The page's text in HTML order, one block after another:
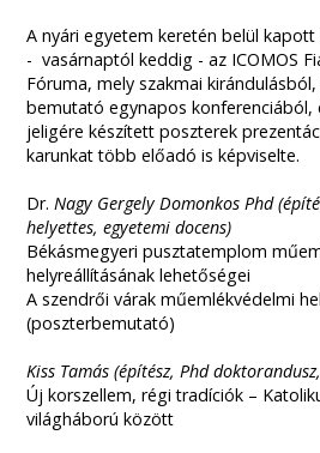
A nyári egyetem keretén belül
- vasárnaptól keddig - az ICOMOS
Fóruma, mely szakmai
bemutató egynapos konferenciából,
jeligére készített poszterek
karunkat több előadó is képviselte.
Dr.Nagy Gergely Domonkos Phd
helyettes, egyetemi docens)
Békásmegyeri pusztatemplom
helyreállításának lehetőségei
A szendrői várak műemlékvédelmi
(poszterbemutató)
Kiss Tamás (építész, Phd
Új korszellem, régi tradíciók –
világháború között